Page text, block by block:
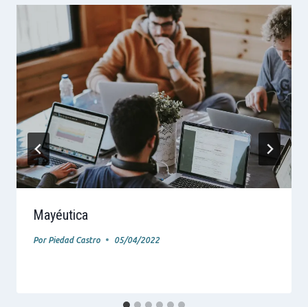
Mayéutica
Por Piedad Castro 05/04/2022